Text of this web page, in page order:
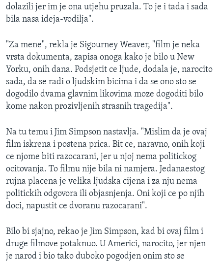
dolazili jer im je ona utjehu pruzala. To je i tada i sada
bila nasa ideja-vodilja".
"Za mene", rekla je Sigourney Weaver, "film je neka
vrsta dokumenta, zapisa onoga kako je bilo u New
Yorku, onih dana. Podsjetit ce ljude, dodala je, narocito
sada, da se radi o ljudskim bicima i da se ono sto se
dogodilo dvama glavnim likovima moze dogoditi bilo
kome nakon prozivljenih strasnih tragedija".
Na tu temu i Jim Simpson nastavlja. "Mislim da je ovaj
film iskrena i postena prica. Bit ce, naravno, onih koji
ce njome biti razocarani, jer u njoj nema politickog
ocitovanja. To filmu nije bila ni namjera. Jedanaestog
rujna placena je velika ljudska cijena i za nju nema
politickih odgovora ili objasnjenja. Oni koji ce po njih
doci, napustit ce dvoranu razocarani".
Bilo bi sjajno, rekao je Jim Simpson, kad bi ovaj film i
druge filmove potaknuo. U Americi, narocito, jer njen
je narod i bio tako duboko pogodjen onim sto se